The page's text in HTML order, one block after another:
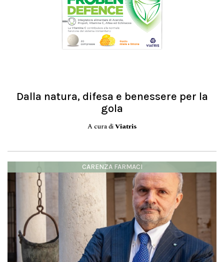
Dalla natura, difesa e benessere per la
gola
A cura diViatris
CARENZA FARMACI